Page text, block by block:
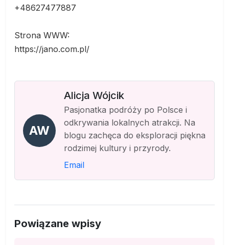
+48627477887
Strona WWW:
https://jano.com.pl/
AW
Alicja Wójcik
Pasjonatka podróży po Polsce i
odkrywania lokalnych atrakcji. Na
blogu zachęca do eksploracji piękna
rodzimej kultury i przyrody.
Email
Powiązane wpisy